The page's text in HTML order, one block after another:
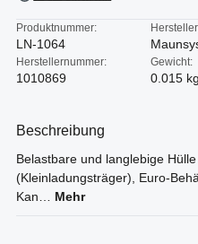
Produktnummer:
LN-1064
Herstellernummer:
1010869
Gewicht:
0.015 kg
Beschreibung
Belastbare und langlebige
(Kleinladungsträger), Euro-
Kan… Mehr